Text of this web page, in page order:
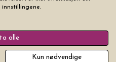
Zippo Armor Ouija Board
innstillingene.
alle
Kun nødvendige